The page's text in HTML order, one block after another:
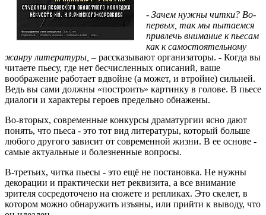
- Зачем нужны читки? Во-
первых, так мы пытаемся
привлечь внимание к пьесам
как к самостоятельному
жанру литературы, – рассказывают организаторы. - Когда вы
читаете пьесу, где нет бесчисленных описаний, ваше
воображение работает вдвойне (а может, и втройне) сильней.
Ведь вы сами должны «построить» картинку в голове. В пьесе
диалоги и характеры героев предельно обнажены.
Во-вторых, современные конкурсы драматургии ясно дают
понять, что пьеса - это тот вид литературы, который больше
любого другого зависит от современной жизни. В ее основе -
самые актуальные и болезненные вопросы.
В-третьих, читка пьесы - это ещё не постановка. Не нужны
декорации и практически нет реквизита, а все внимание
зрителя сосредоточено на сюжете и репликах. Это скелет, в
котором можно обнаружить изъяны, или прийти к выводу, что